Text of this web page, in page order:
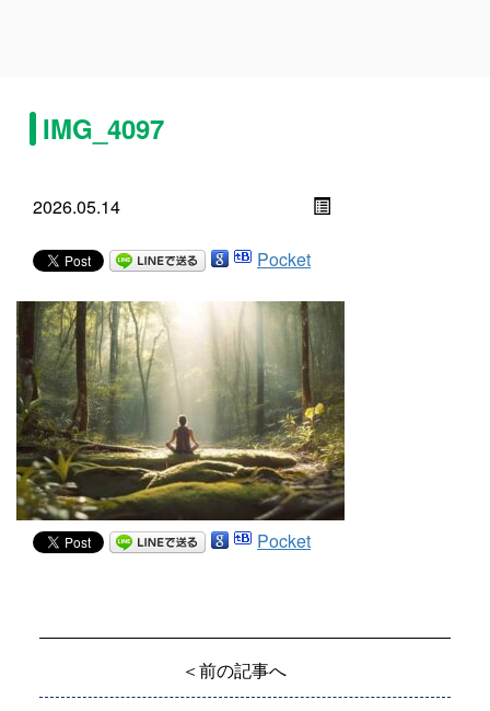
IMG_4097
2026.05.14
Pocket
Pocket
＜前の記事へ